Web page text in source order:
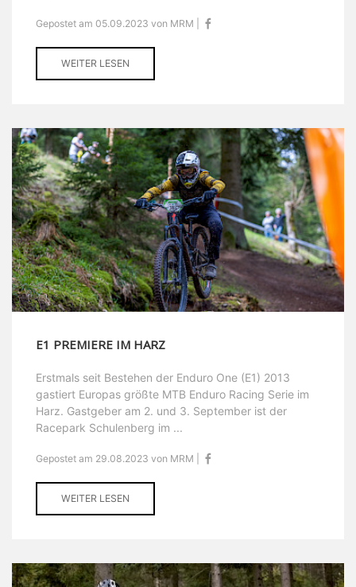
Gepostet am 05.09.2023 von MRM |
WEITER LESEN
E1 PREMIERE IM HARZ
Erstmals seit Bestehen der Enduro One (E1) 2013
gastiert Europas größte MTB Enduro Racing Serie im
Harz. Gastgeber am 2. und 3. September ist der
Racepark Schulenberg im ...
Gepostet am 29.08.2023 von MRM |
WEITER LESEN